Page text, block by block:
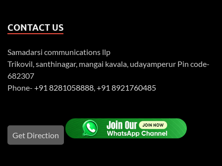
CONTACT US
Samadarsi communications llp
Trikovil, santhinagar, mangai kavala, udayamperur Pin code-
682307
Phone- +91 8281058888,+91 8921760485
Get Direction